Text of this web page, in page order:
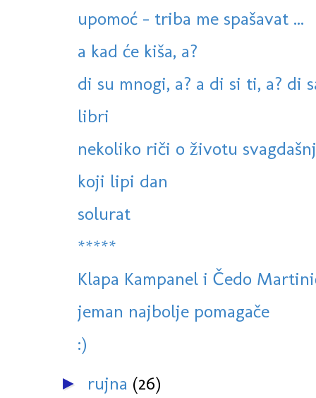
upomoć - triba me spašavat ...
a kad će kiša, a?
di su mnogi, a? a di si ti, a? di
libri
nekoliko riči o životu
koji lipi dan
solurat
*****
Klapa Kampanel i Čedo
jeman najbolje pomagače
:)
► rujna (26)